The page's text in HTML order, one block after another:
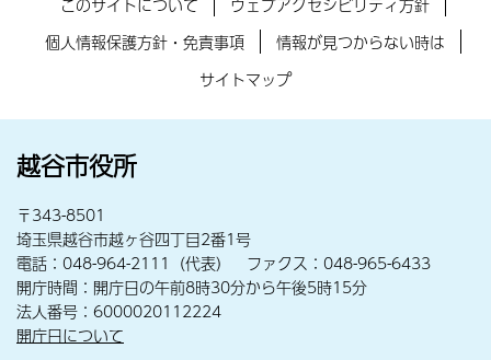
個人情報保護方針・免責事項
情報が見つからない時は
サイトマップ
越谷市役所
〒343-8501
埼玉県越谷市越ヶ谷四丁目2番1号
電話：048-964-2111（代表） ファクス：048-965-6433
開庁時間：開庁日の午前8時30分から午後5時15分
法人番号：6000020112224
開庁日について